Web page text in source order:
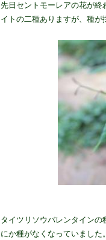
先日セントモーレアの花が終
イトの二種ありますが、種が
タイツリソウバレンタイン
にか種がなくなっていました。